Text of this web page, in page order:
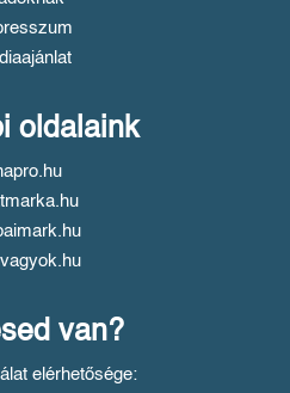
oldalaink
van?
elérhetősége: